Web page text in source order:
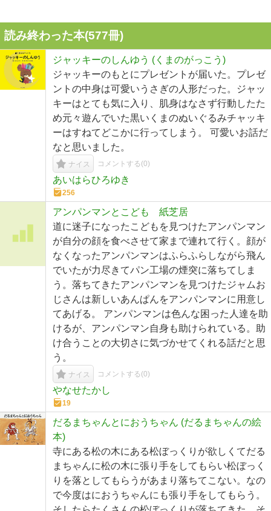
読み終わった本(577冊)
ジャッキーのしんゆう (くまのがっこう)
ジャッキーのもとにプレゼントが届いた。プレゼ
ントの中身は可愛いうさぎの人形だった。ジャッ
キーはとても気に入り、肌身はなさず行動したた
め元々遊んでいた黒いくまのぬいぐるみチャッキ
ーはすねてどこかに行ってしまう。 可愛いお話だ
なと思いました。
ナイス コメントする(0)
あいはらひろゆき
256
アンパンマンとこども 紙芝居
道に迷子になったこどもを見つけたアンパンマン
が自分の顔を食べさせて家まで連れて行く。顔が
なくなったアンパンマンはふらふらしながら飛ん
でいたが力尽きてパン工場の煙突に落ちてしま
う。落ちてきたアンパンマンを見つけたジャムお
じさんは新しいあんぱんをアンパンマンに用意し
てあげる。 アンパンマンは色んな困った人達を助
けるが、アンパンマン自身も助けられている。助
け合うことの大切さに気づかせてくれる話だと思
う。
ナイス コメントする(0)
やなせたかし
19
だるまちゃんとにおうちゃん (だるまちゃんの絵
本)
寺にある松の木にある松ぼっくりが欲しくてだる
まちゃんに松の木に張り手をしてもらい松ぼっく
りを落としてもらうがあまり落ちてこない。なの
で今度はにおうちゃんにも張り手をしてもらう。